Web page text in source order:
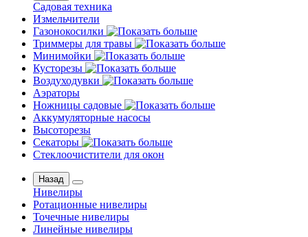
Садовая техника
Измельчители
Газонокосилки
Триммеры для травы
Минимойки
Кусторезы
Воздуходувки
Аэраторы
Ножницы садовые
Аккумуляторные насосы
Высоторезы
Секаторы
Стеклоочистители для окон
Назад
Нивелиры
Ротационные нивелиры
Точечные нивелиры
Линейные нивелиры